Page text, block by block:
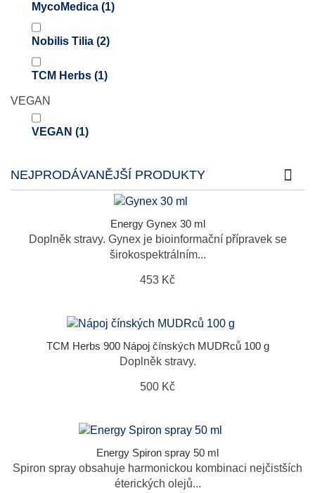
MycoMedica (1)
Nobilis Tilia (2)
TCM Herbs (1)
VEGAN
VEGAN (1)
NEJPRODÁVANĚJŠÍ PRODUKTY
Energy Gynex 30 ml
Doplněk stravy. Gynex je bioinformační přípravek se
širokospektrálním...
453 Kč
TCM Herbs 900 Nápoj čínských MUDRců 100 g
Doplněk stravy.
500 Kč
Energy Spiron spray 50 ml
Spiron spray obsahuje harmonickou kombinaci nejčistších
éterických olejů...